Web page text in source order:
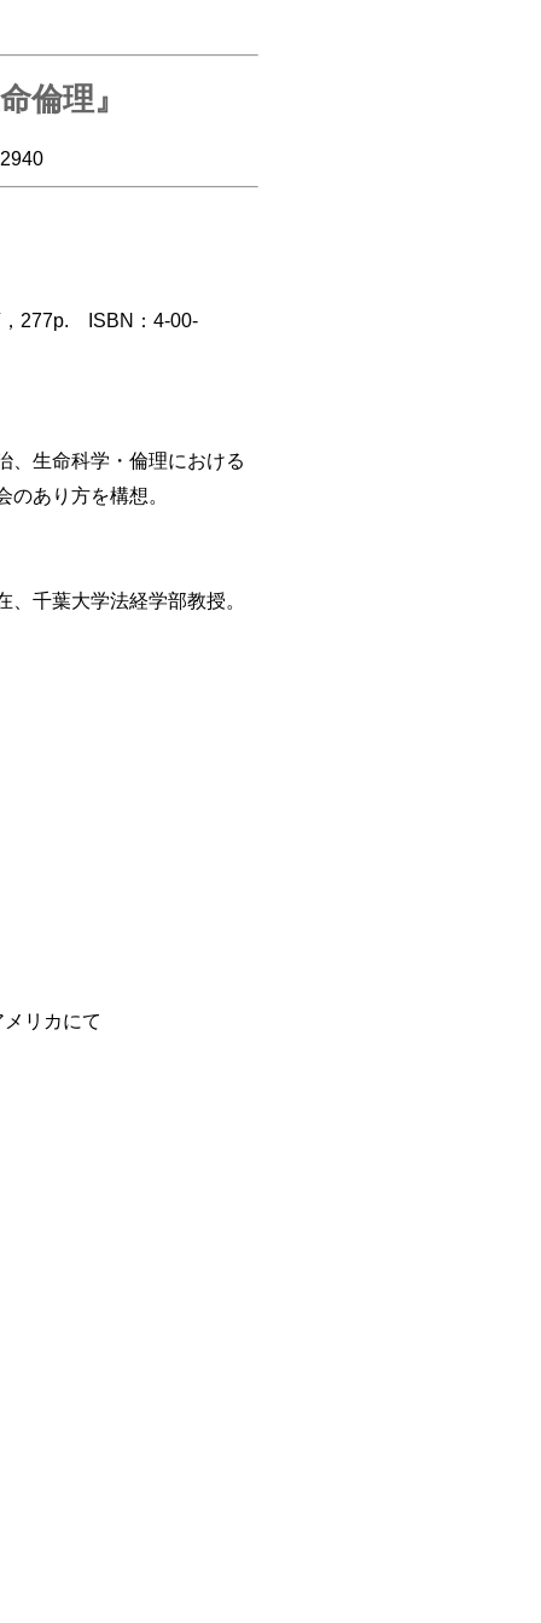
倫理』
277p. ISBN：4-00-
、生命科学・倫理における
あり方を構想。
千葉大学法経学部教授。
リカにて